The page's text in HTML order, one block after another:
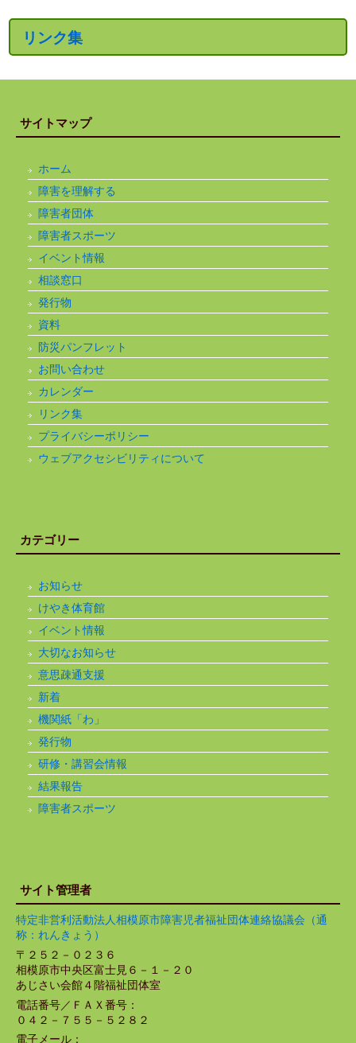
リンク集
サイトマップ
ホーム
障害を理解する
障害者団体
障害者スポーツ
イベント情報
相談窓口
発行物
資料
防災パンフレット
お問い合わせ
カレンダー
リンク集
プライバシーポリシー
ウェブアクセシビリティについて
カテゴリー
お知らせ
けやき体育館
イベント情報
大切なお知らせ
意思疎通支援
新着
機関紙「わ」
発行物
研修・講習会情報
結果報告
障害者スポーツ
サイト管理者
特定非営利活動法人相模原市障害児者福祉団体連絡協議会（通
称：れんきょう）
〒２５２－０２３６
相模原市中央区富士見６－１－２０
あじさい会館４階福祉団体室
電話番号／ＦＡＸ番号：
０４２－７５５－５２８２
電子メール：